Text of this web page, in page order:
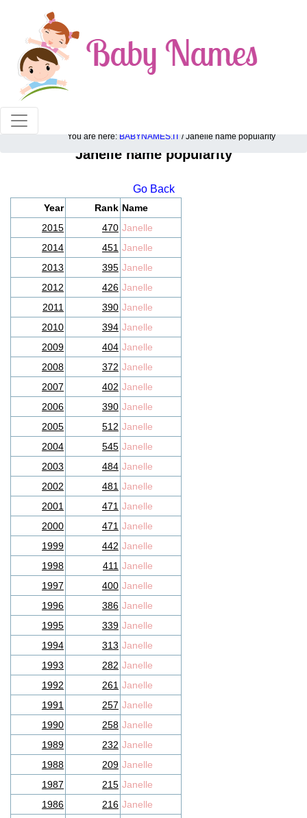
100% American popular baby names!
You are here: BABYNAMES.IT / Janelle name popularity
Janelle name popularity
Go Back
Year Rank Name
2015
470 Janelle
2014
451 Janelle
2013
395 Janelle
2012
426 Janelle
2011
390 Janelle
2010
394 Janelle
2009
404 Janelle
2008
372 Janelle
2007
402 Janelle
2006
390 Janelle
2005
512 Janelle
2004
545 Janelle
2003
484 Janelle
2002
481 Janelle
2001
471 Janelle
2000
471 Janelle
1999
442 Janelle
1998
411 Janelle
1997
400 Janelle
1996
386 Janelle
1995
339 Janelle
1994
313 Janelle
1993
282 Janelle
1992
261 Janelle
1991
257 Janelle
1990
258 Janelle
1989
232 Janelle
1988
209 Janelle
1987
215 Janelle
1986
216 Janelle